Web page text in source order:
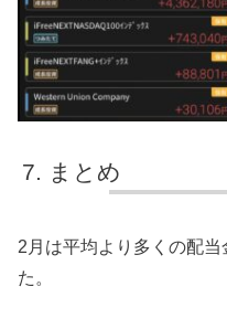
まとめ
2月は平均より多くの配
た。